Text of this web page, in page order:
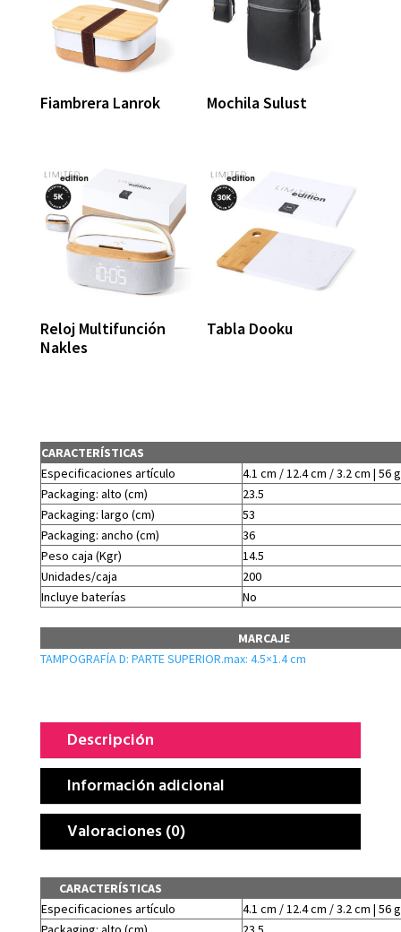
Fiambrera Lanrok Mochila Sulust
Reloj Multifunción
Nakles
Tabla Dooku
CARACTERÍSTICAS
Especificaciones artículo
4.1 cm / 12.4 cm / 3.2 cm | 56
Packaging: alto (cm)
23.5
Packaging: largo (cm)
53
Packaging: ancho (cm)
36
Peso caja (Kgr)
14.5
Unidades/caja
200
Incluye baterías
No
MARCAJE
TAMPOGRAFÍA D: PARTE SUPERIOR.max: 4.5×1.4 cm
Descripción
Información adicional
Valoraciones (0)
CARACTERÍSTICAS
Especificaciones artículo
4.1 cm / 12.4 cm / 3.2 cm | 56